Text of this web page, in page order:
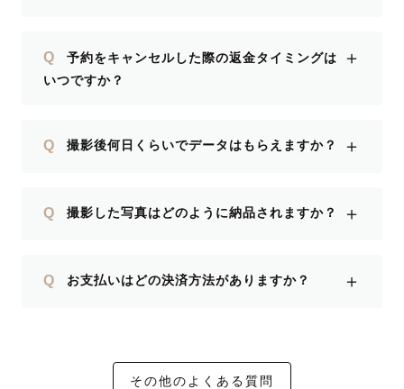
Q
予約をキャンセルした際の返金タイミングは
いつですか？
＋
Q 撮影後何日くらいでデータはもらえますか？ ＋
Q 撮影した写真はどのように納品されますか？ ＋
Q お支払いはどの決済方法がありますか？ ＋
その他のよくある質問